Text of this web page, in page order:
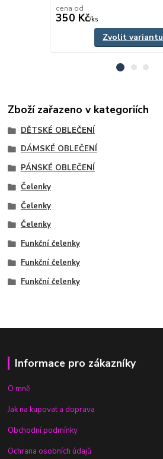
cena od
350 Kč/ks
Zvolit variantu
Zboží zařazeno v kategoriích
DĚTSKÉ OBLEČENÍ
DÁMSKÉ OBLEČENÍ
PÁNSKÉ OBLEČENÍ
Čelenky
Čelenky
Čelenky
Funkční čelenky
Funkční čelenky
Funkční čelenky
Informace pro zákazníky
O mně
Jak na kupovat a doprava
Obchodní podmínky
Ochrana osobních údajů